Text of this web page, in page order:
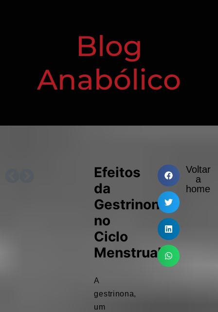
Blog
Anabólico
Efeitos
da
Gestrinona
no
Ciclo
Menstrual
A
gestrinona,
um
Voltar
a
home